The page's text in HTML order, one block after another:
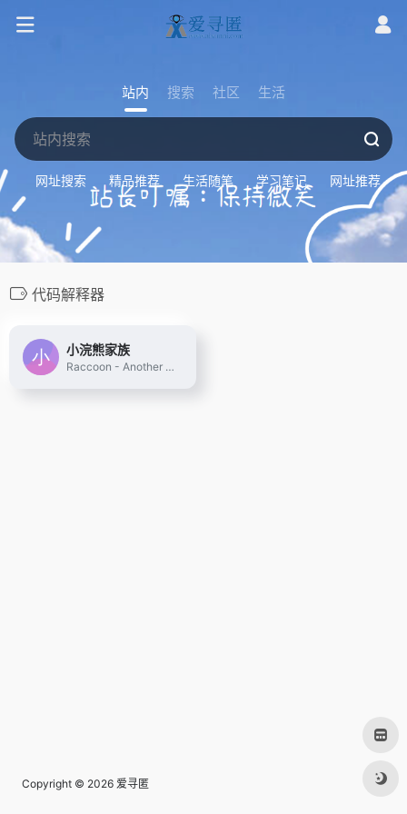
站内 搜索 社区 生活
网址搜索 精品推荐 生活随笔 学习笔记 网址推荐
代码解释器
小浣熊家族
Raccoon - Another Comprehensive CO-pilOt Navigator ｜ Raccoon是基于商汤自研大语言模型的智能助手，包含代码助手、办公助手，满足用户代码编写、数据分析、编程学习等各类需求。
Copyright © 2026 爱寻匿